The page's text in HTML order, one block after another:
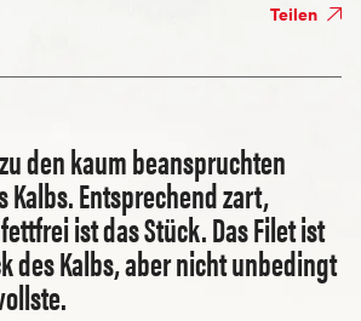
Teilen
den kaum beanspruchten
Entsprechend zart,
ist das Stück. Das Filet ist
des Kalbs, aber nicht unbedingt